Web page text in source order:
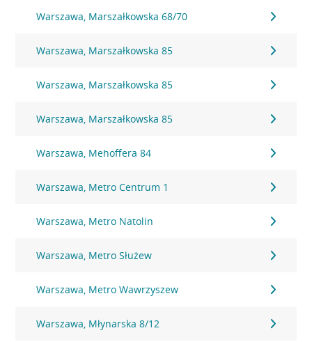
Warszawa, Marszałkowska 68/70
Warszawa, Marszałkowska 85
Warszawa, Marszałkowska 85
Warszawa, Marszałkowska 85
Warszawa, Mehoffera 84
Warszawa, Metro Centrum 1
Warszawa, Metro Natolin
Warszawa, Metro Służew
Warszawa, Metro Wawrzyszew
Warszawa, Młynarska 8/12